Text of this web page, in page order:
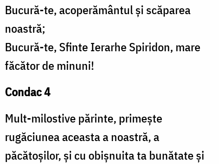
Bucură-te, acoperământul și scăparea
noastră;
Bucură-te, Sfinte Ierarhe Spiridon, mare
făcător de minuni!
Condac 4
Mult-milostive părinte, primește
rugăciunea aceasta a noastră, a
păcătoșilor, și cu obișnuita ta bunătate și